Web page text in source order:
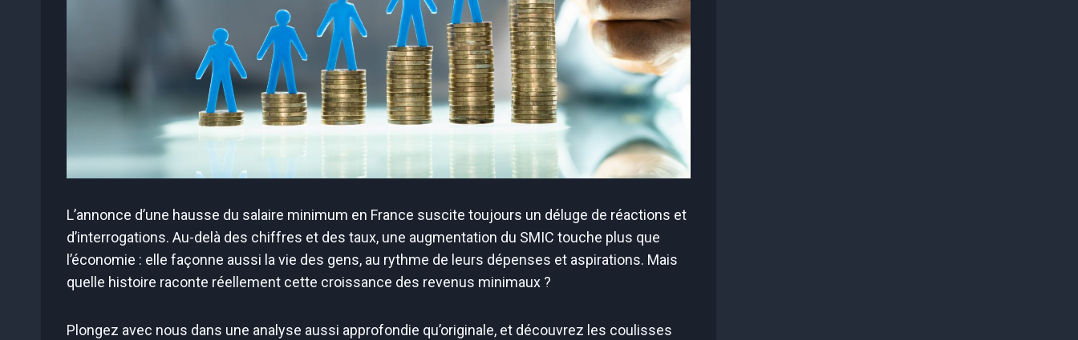
L’annonce d’une hausse du salaire minimum en France suscite toujours un déluge de réactions et
d’interrogations. Au-delà des chiffres et des taux, une augmentation du SMIC touche plus que
l’économie : elle façonne aussi la vie des gens, au rythme de leurs dépenses et aspirations. Mais
quelle histoire raconte réellement cette croissance des revenus minimaux ?
Plongez avec nous dans une analyse aussi approfondie qu’originale, et découvrez les coulisses